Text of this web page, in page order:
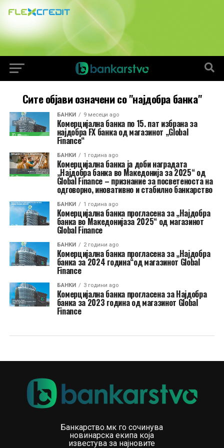
Сите објави означени со "најдобра банка"
БАНКИ 9 месеци ago
Комерцијална банка по 15. пат избрана за
најдобра FX банка од магазинот „Global
Finance“
БАНКИ 1 година ago
Комерцијална банка ја доби наградата
„Најдобра банка во Македонија за 2025“ од
Global Finance – признание за посветеноста на
одговорно, иновативно и стабилно банкарство
БАНКИ 1 година ago
Комерцијална банка прогласена за „Најдобра
банка во Македонијаза 2025“ од магазинот
Global Finance
БАНКИ 2 години ago
Комерцијална банка прогласена за „Најдобра
банка за 2024 година“од магазинот Global
Finance
БАНКИ 3 години ago
Комерцијална банка прогласена за Најдобра
банка за 2023 година од магазинот Global
Finance
Банкарство.мк го сочинува
новинарска екипа која
известува за најновите